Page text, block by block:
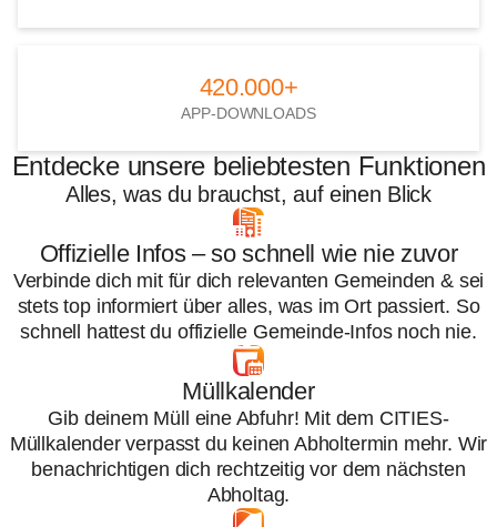
420.000+
420.000+
APP-DOWNLOADS
Entdecke unsere beliebtesten Funktionen
Alles, was du brauchst, auf einen Blick
Offizielle Infos – so schnell wie nie zuvor
Verbinde dich mit für dich relevanten Gemeinden & sei
stets top informiert über alles, was im Ort passiert. So
schnell hattest du offizielle Gemeinde-Infos noch nie.
Müllkalender
Gib deinem Müll eine Abfuhr! Mit dem CITIES-
Müllkalender verpasst du keinen Abholtermin mehr. Wir
benachrichtigen dich rechtzeitig vor dem nächsten
Abholtag.